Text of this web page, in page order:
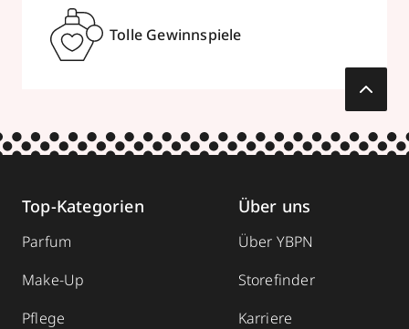
Tolle Gewinnspiele
Top-Kategorien
Parfum
Make-Up
Pflege
Über uns
Über YBPN
Storefinder
Karriere